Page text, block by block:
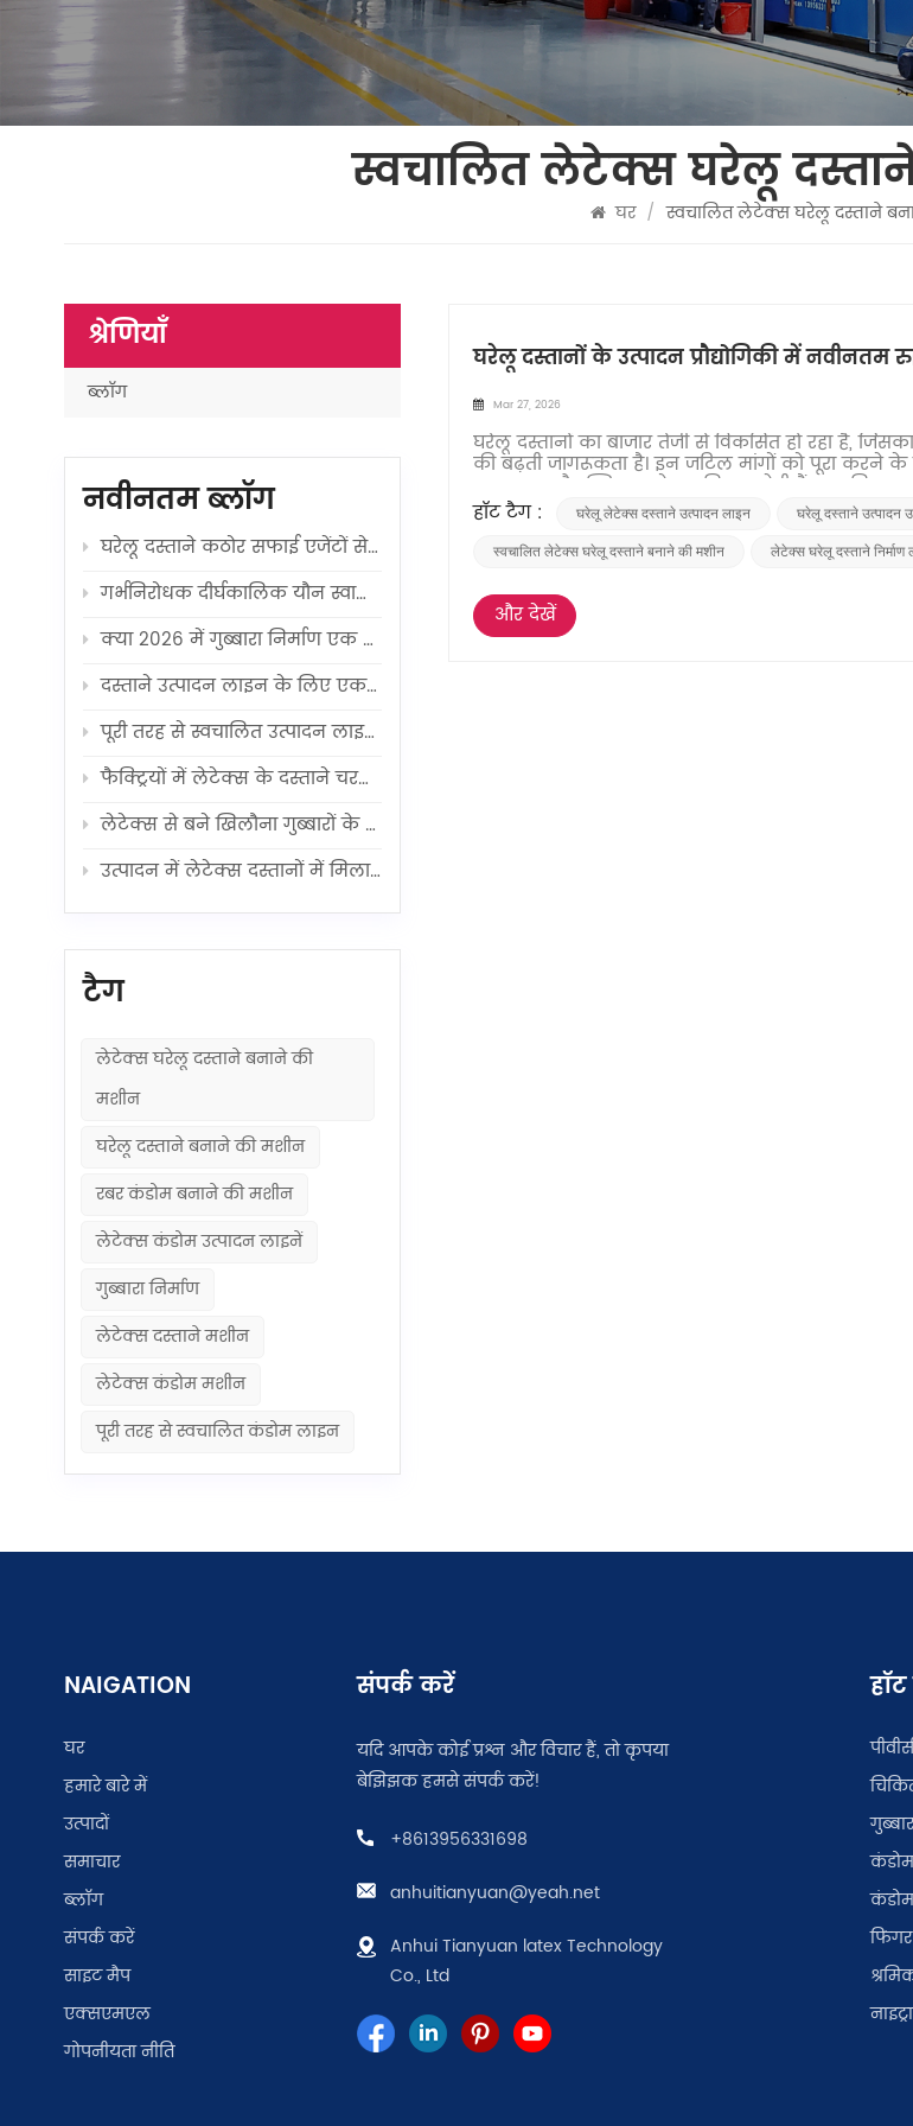
स्वचालित लेटेक्स घरेलू
घर / स्वचालित लेटेक्स घरेलू दस्ताने
घरेलू दस्तानों के उत्पादन प्रौद्योगिकी में नवीनतम
Mar 27, 2026
घरेलू दस्तानों का बाजार तेजी से विकसित हो रहा है,
की बढ़ती जागरूकता है। इन जटिल मांगों को पूरा करने के
एकरूपता और स्थिरता को प्राथमिकता देती हैं। आधुनि...
हॉट टैग :
घरेलू लेटेक्स दस्ताने उत्पादन लाइन घरेलू दस्ताने उत्पादन
स्वचालित लेटेक्स घरेलू दस्ताने बनाने की मशीन लेटेक्स घरेलू दस्ताने निर्माण
और देखें
श्रेणियाँ
ब्लॉग
नवीनतम ब्लॉग
घरेलू दस्ताने कठोर सफाई एजेंटों से आपके हाथों की सुरक्षा करने में कैसे मदद करते हैं?
गर्भनिरोधक दीर्घकालिक यौन स्वास्थ्य और कल्याण को कैसे प्रभावित करते हैं?
क्या 2026 में गुब्बारा निर्माण एक लाभदायक व्यवसाय होगा?
दस्ताने उत्पादन लाइन के लिए एक विश्वसनीय आपूर्तिकर्ता का चयन कैसे करें?
पूरी तरह से स्वचालित उत्पादन लाइन में कंडोम का निर्माण कैसे होता है?
फैक्ट्रियों में लेटेक्स के दस्ताने चरण दर चरण कैसे बनाए जाते हैं?
लेटेक्स से बने खिलौना गुब्बारों के उत्पादन की दक्षता को बढ़ाने में किन तकनीकी प्रगति ने योगदान दिया है?
उत्पादन में लेटेक्स दस्तानों में मिलाए जाने वाले पदार्थों का उपयोग करने के क्या फायदे हैं?
टैग
लेटेक्स घरेलू दस्ताने बनाने की
मशीन
घरेलू दस्ताने बनाने की मशीन
रबर कंडोम बनाने की मशीन
लेटेक्स कंडोम उत्पादन लाइनें
गुब्बारा निर्माण
लेटेक्स दस्ताने मशीन
लेटेक्स कंडोम मशीन
पूरी तरह से स्वचालित कंडोम लाइन
NAIGATION
घर
हमारे बारे में
उत्पादों
समाचार
ब्लॉग
संपर्क करें
साइट मैप
एक्सएमएल
गोपनीयता नीति
संपर्क करें
यदि आपके कोई प्रश्न और विचार हैं, तो कृपया
बेझिझक हमसे संपर्क करें!
+8613956331698
anhuitianyuan@yeah.net
Anhui Tianyuan latex Technology
Co., Ltd